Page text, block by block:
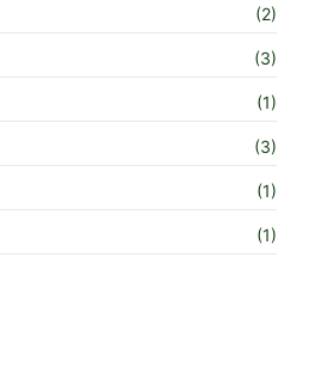
(2)
(3)
(1)
(3)
(1)
(1)